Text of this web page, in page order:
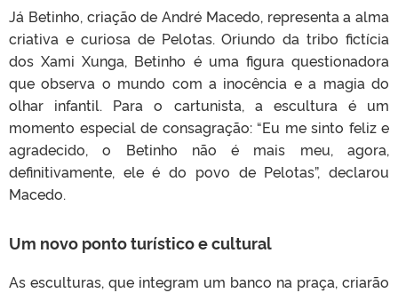
Já Betinho, criação de André Macedo, representa a alma
criativa e curiosa de Pelotas. Oriundo da tribo fictícia
dos Xami Xunga, Betinho é uma figura questionadora
que observa o mundo com a inocência e a magia do
olhar infantil. Para o cartunista, a escultura é um
momento especial de consagração: “Eu me sinto feliz e
agradecido, o Betinho não é mais meu, agora,
definitivamente, ele é do povo de Pelotas”, declarou
Macedo.
Um novo ponto turístico e cultural
As esculturas, que integram um banco na praça, criarão